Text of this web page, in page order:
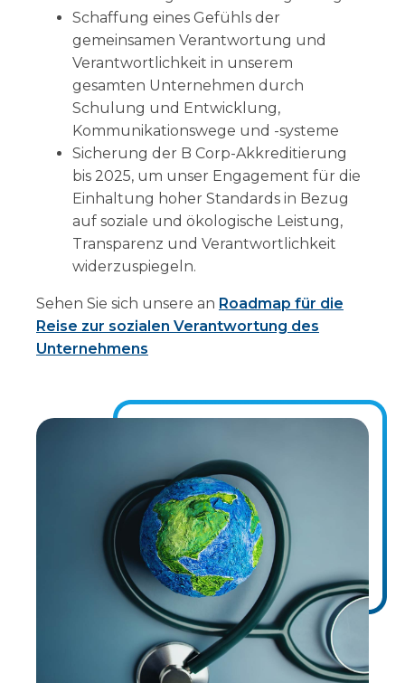
Schaffung eines Gefühls der
gemeinsamen Verantwortung und
Verantwortlichkeit in unserem
gesamten Unternehmen durch
Schulung und Entwicklung,
Kommunikationswege und -systeme
Sicherung der B Corp-Akkreditierung
bis 2025, um unser Engagement für die
Einhaltung hoher Standards in Bezug
auf soziale und ökologische Leistung,
Transparenz und Verantwortlichkeit
widerzuspiegeln.
Sehen Sie sich unsere an Roadmap für die
Reise zur sozialen Verantwortung des
Unternehmens